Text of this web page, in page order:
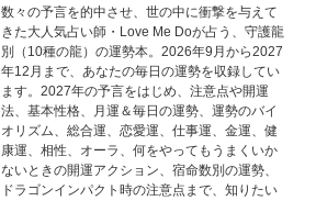
数々の予言を的中させ、世の中に衝撃を与えて
きた大人気占い師・Love Me Doが占う、守護龍
別（10種の龍）の運勢本。2026年9月から2027
年12月まで、あなたの毎日の運勢を収録してい
ます。2027年の予言をはじめ、注意点や開運
法、基本性格、月運＆毎日の運勢、運勢のバイ
オリズム、総合運、恋愛運、仕事運、金運、健
康運、相性、オーラ、何をやってもうまくいか
ないときの開運アクション、宿命数別の運勢、
ドラゴンインパクト時の注意点まで、知りたい